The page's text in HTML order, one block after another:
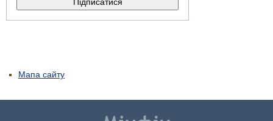
Мапа сайту